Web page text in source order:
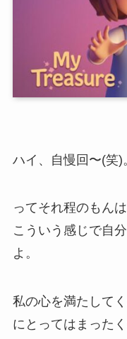
ハイ、自慢回〜(笑)
ってそれ程のもん
こういう感じで自
よ。
私の心を満たして
にとってはまった